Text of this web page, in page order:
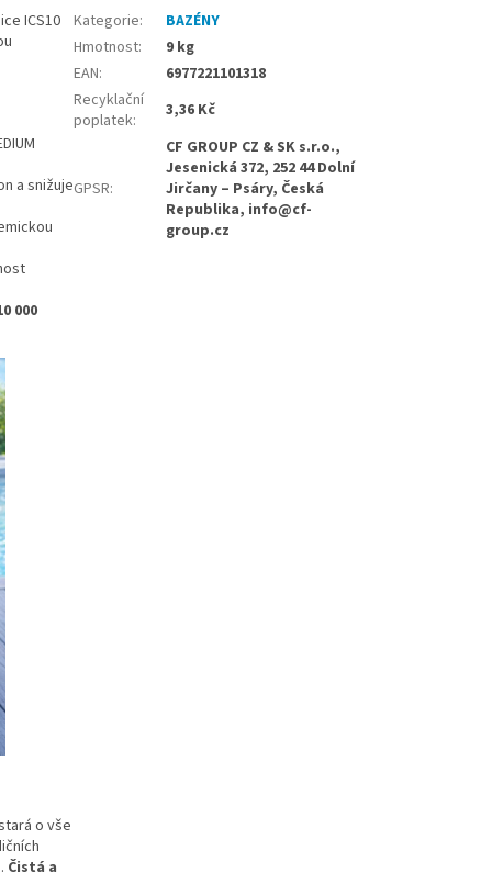
ICS10
a snižuje
000
o vše
Čistá a
Kategorie:
BAZÉNY
Hmotnost:
9 kg
EAN:
6977221101318
Recyklační
poplatek: 3,36 Kč
GPSR:
CF GROUP CZ & SK s.r.o.,
Jesenická 372, 252 44 Dolní
Jirčany – Psáry, Česká
Republika, info@cf-
group.cz